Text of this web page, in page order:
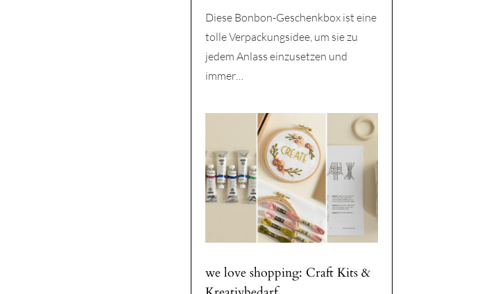
Diese Bonbon-Geschenkbox ist eine
tolle Verpackungsidee, um sie zu
jedem Anlass einzusetzen und
immer…
we love shopping: Craft Kits &